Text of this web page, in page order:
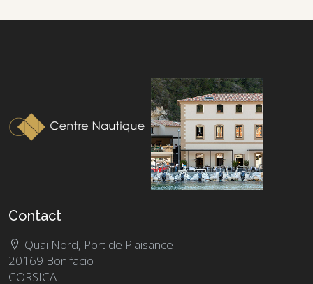
Contact
Quai Nord, Port de Plaisance
20169 Bonifacio
CORSICA